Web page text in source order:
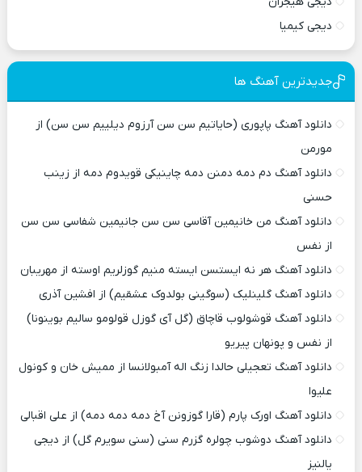
دیجی کیمیا
جدیدترین آهنگ ها
دانلود آهنگ پاپوری (حایاتیم سن سن آرزوم دیلییم سن سن) از
مورمن
دانلود آهنگ دم دمه دمنن دمه چاینیکی قویدوم دمه از زینب
حسنی
دانلود آهنگ من خانیمین آقاسی سن سن جانیمین شفاسی سن سن
از نفس
دانلود آهنگ هر نه ایستسن ایسته منیم گوزلریم اوسته از مهریبان
دانلود آهنگ گلینلیک (سوگینی بولدوک عشقیم) از افشین آذری
دانلود آهنگ قوشولوب قاچاق (گل آی گوزل قولومو سالیم بوینونا)
از نفس و پونهان پیریو
دانلود آهنگ تعجیلی حالدا زنگ اله آمبولانسا از ممیش خان و کونول
علیوا
دانلود آهنگ اورک پارم (قارا گوزونن آخ دمه دمه دمه) از علی اقبالی
دانلود آهنگ دوشوب چولره گزرم سنی (سنی سویرم گل) از دیجی
یالنیز